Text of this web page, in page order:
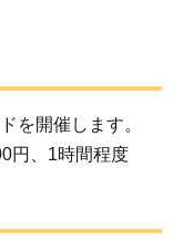
を開催します。
円、1時間程度